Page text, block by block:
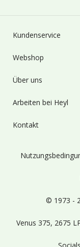
Kundenservice
Webshop
Über uns
Arbeiten bei Heyl
Kontakt
© 1973 -
Venus 375, 2675